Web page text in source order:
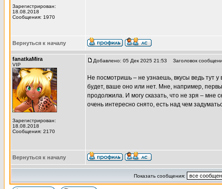
Зарегистрирован:
18.08.2018
Сообщения: 1970
Вернуться к началу
fanatkaMira
VIP
Зарегистрирован:
18.08.2018
Сообщения: 2170
Добавлено: 05 Дек 2025 21:53 Заголовок
Не посмотришь – не узнаешь, вкусы ведь тут
будет, ваше оно или нет. Мне, например,
продолжила. И могу сказать, что не зря – мне
очень интересно снято, есть над чем
Вернуться к началу
Показать сообщения: